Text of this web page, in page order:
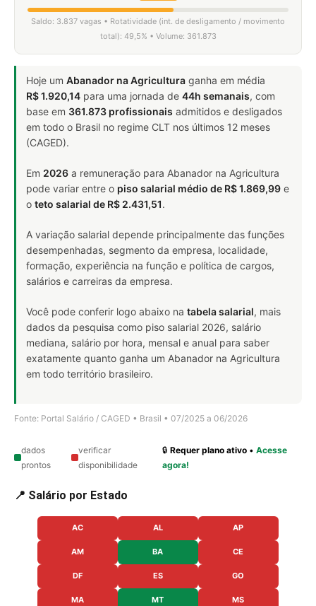
Saldo: 3.837 vagas • Rotatividade (int. de desligamento / movimento
total): 49,5% • Volume: 361.873
Hoje um Abanador na Agricultura ganha em média
R$ 1.920,14 para uma jornada de 44h semanais, com
base em 361.873 profissionais admitidos e desligados
em todo o Brasil no regime CLT nos últimos 12 meses
(CAGED).
Em 2026 a remuneração para Abanador na Agricultura
pode variar entre o piso salarial médio de R$ 1.869,99 e
o teto salarial de R$ 2.431,51.
A variação salarial depende principalmente das funções
desempenhadas, segmento da empresa, localidade,
formação, experiência na função e política de cargos,
salários e carreiras da empresa.
Você pode conferir logo abaixo na tabela salarial, mais
dados da pesquisa como piso salarial 2026, salário
mediana, salário por hora, mensal e anual para saber
exatamente quanto ganha um Abanador na Agricultura
em todo território brasileiro.
Fonte: Portal Salário / CAGED • Brasil • 07/2025 a 06/2026
dados
prontos
verificar
disponibilidade
🔒Requer plano ativo •Acesse
agora!
📍 Salário por Estado
AC AL AP
AM BA CE
DF ES GO
MA MT MS